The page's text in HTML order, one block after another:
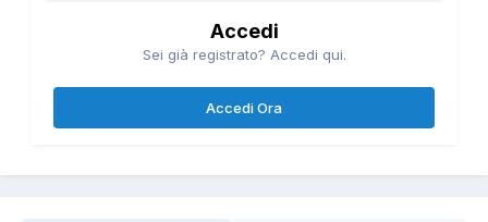
Accedi
Sei già registrato? Accedi qui.
Accedi Ora